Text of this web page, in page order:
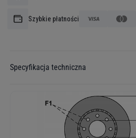
Szybkie płatności
Specyfikacja techniczna